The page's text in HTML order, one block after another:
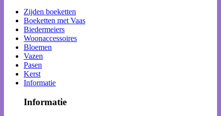
Zijden boeketten
Boeketten met Vaas
Biedermeiers
Woonaccessoires
Bloemen
Vazen
Pasen
Kerst
Informatie
Informatie